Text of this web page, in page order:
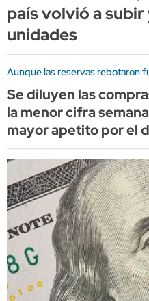
país volvió a
unidades
Aunque las reservas rebotaron
Se diluyen las
la menor cifra
mayor apetito por el